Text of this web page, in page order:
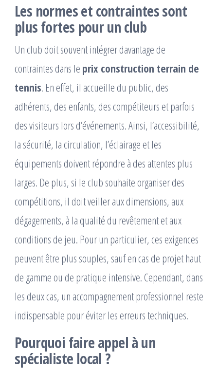
Les normes et contraintes sont
plus fortes pour un club
Un club doit souvent intégrer davantage de
contraintes dans le prix construction terrain de
tennis. En effet, il accueille du public, des
adhérents, des enfants, des compétiteurs et parfois
des visiteurs lors d’événements. Ainsi, l’accessibilité,
la sécurité, la circulation, l’éclairage et les
équipements doivent répondre à des attentes plus
larges. De plus, si le club souhaite organiser des
compétitions, il doit veiller aux dimensions, aux
dégagements, à la qualité du revêtement et aux
conditions de jeu. Pour un particulier, ces exigences
peuvent être plus souples, sauf en cas de projet haut
de gamme ou de pratique intensive. Cependant, dans
les deux cas, un accompagnement professionnel reste
indispensable pour éviter les erreurs techniques.
Pourquoi faire appel à un
spécialiste local ?